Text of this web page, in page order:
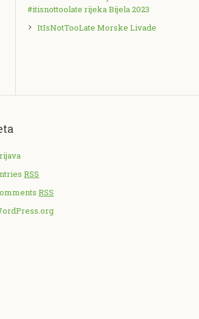
#itisnottoolate rijeka Bijela 2023
ItIsNotTooLate Morske Livade
RSS
RSS